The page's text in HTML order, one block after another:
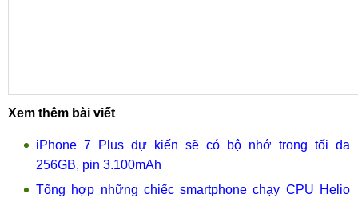
Xem thêm bài viết
iPhone 7 Plus dự kiến sẽ có bộ nhớ trong tối đa
256GB, pin 3.100mAh
Tổng hợp những chiếc smartphone chạy CPU Helio